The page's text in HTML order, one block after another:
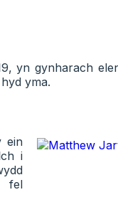
yn gynharach
yma.
ein
i
fel